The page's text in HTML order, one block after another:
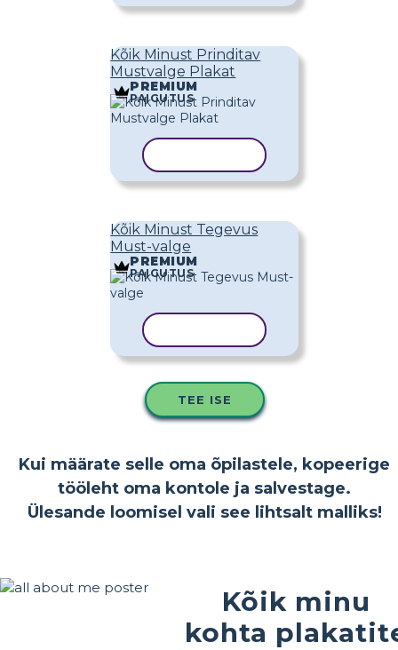
Kõik Minust Prinditav
Mustvalge Plakat
PREMIUM
PAIGUTUS
Kõik Minust Tegevus
Must-valge
PREMIUM
PAIGUTUS
TEE ISE
Kui määrate selle oma õpilastele, kopeerige
tööleht oma kontole ja salvestage.
Ülesande loomisel vali see lihtsalt malliks!
Kõik minu
kohta